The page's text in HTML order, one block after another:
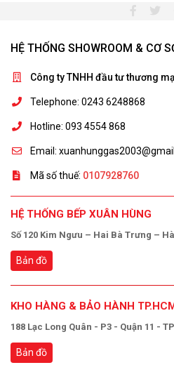
HỆ THỐNG SHOWROOM & CƠ
Công ty TNHH đầu tư thương
Telephone: 0243 6248868
Hotline: 093 4554 868
Email:
Mã số thuế: 0107928760
HỆ THỐNG BẾP XUÂN HÙNG
Số 120 Kim Ngưu – Hai Bà Trưng –
Bản đồ
KHO HÀNG & BẢO HÀNH
188 Lạc Long Quân - P3 - Quận 11 -
Bản đồ